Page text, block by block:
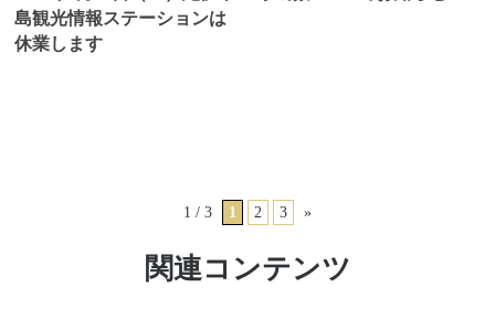
島観光情報ステーションは
休業します
1 / 3 1 2 3 »
関連コンテンツ